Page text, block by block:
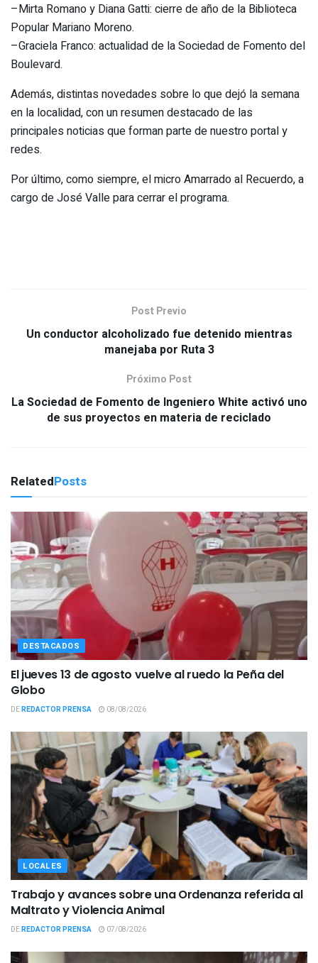
–Mirta Romano y Diana Gatti: cierre de año de la Biblioteca
Popular Mariano Moreno.
–Graciela Franco: actualidad de la Sociedad de Fomento del
Boulevard.
Además, distintas novedades sobre lo que dejó la semana
en la localidad, con un resumen destacado de las
principales noticias que forman parte de nuestro portal y
redes.
Por último, como siempre, el micro Amarrado al Recuerdo, a
cargo de José Valle para cerrar el programa.
Post Previo
Un conductor alcoholizado fue detenido mientras
manejaba por Ruta 3
Próximo Post
La Sociedad de Fomento de Ingeniero White activó uno
de sus proyectos en materia de reciclado
RelatedPosts
DESTACADOS
El jueves 13 de agosto vuelve al ruedo la Peña del
Globo
DEREDACTOR PRENSA 08/08/2026
LOCALES
Trabajo y avances sobre una Ordenanza referida al
Maltrato y Violencia Animal
DEREDACTOR PRENSA 07/08/2026